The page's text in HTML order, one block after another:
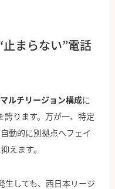
まらない”電話
マルチリージョン構成に
誇ります。万が一、特定
動的に別拠点へフェイ
えます。
生しても、西日本リージ